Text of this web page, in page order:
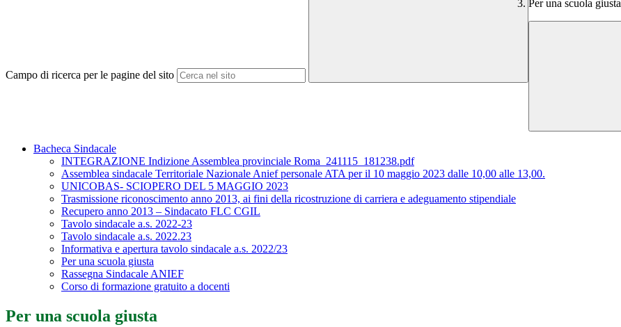
Campo di ricerca per le pagine del sito
Per una scuola giusta
Bacheca Sindacale
INTEGRAZIONE Indizione Assemblea provinciale Roma_241115_181238.pdf
Assemblea sindacale Territoriale Nazionale Anief personale ATA per il 10 maggio 2023 dalle 10,00 alle 13,00.
UNICOBAS- SCIOPERO DEL 5 MAGGIO 2023
Trasmissione riconoscimento anno 2013, ai fini della ricostruzione di carriera e adeguamento stipendiale
Recupero anno 2013 – Sindacato FLC CGIL
Tavolo sindacale a.s. 2022-23
Tavolo sindacale a.s. 2022.23
Informativa e apertura tavolo sindacale a.s. 2022/23
Per una scuola giusta
Rassegna Sindacale ANIEF
Corso di formazione gratuito a docenti
Per una scuola giusta